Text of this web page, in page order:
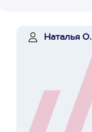
Наталья О.